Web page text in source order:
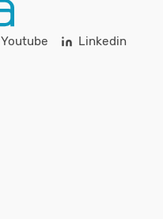
Youtube Linkedin